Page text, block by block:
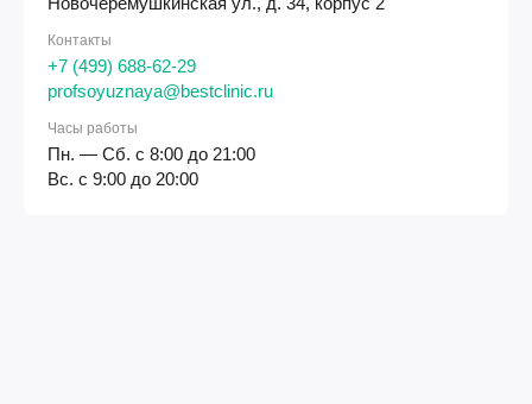
Контакты
+7 (499) 688-62-29
profsoyuznaya@bestclinic.ru
Часы работы
Пн. — Сб. с 8:00 до 21:00
Вс. с 9:00 до 20:00